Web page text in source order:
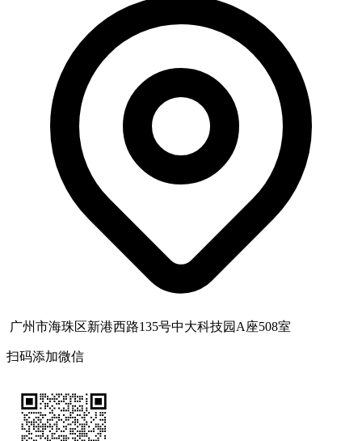
广州市海珠区新港西路135号中大科技园A座508室
扫码添加微信